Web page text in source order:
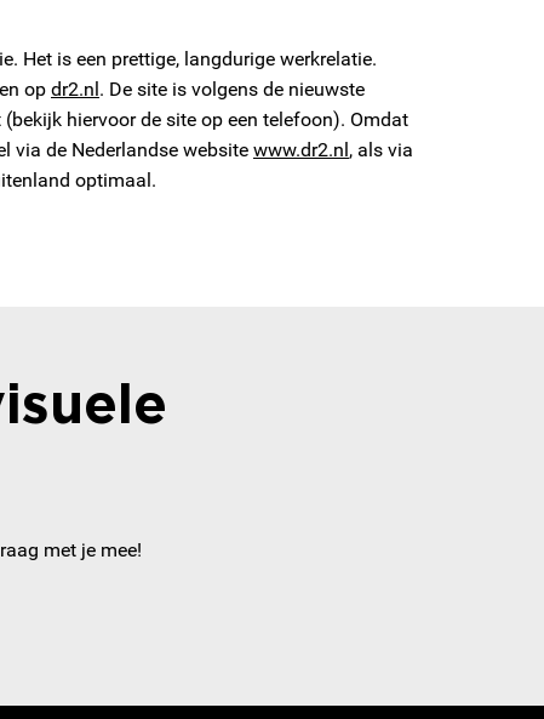
Het is een prettige, langdurige werkrelatie.
op dr2.nl. De site is volgens de nieuwste
hiervoor de site op een telefoon). Omdat
via de Nederlandse website www.dr2.nl, als via
optimaal.
met je mee!